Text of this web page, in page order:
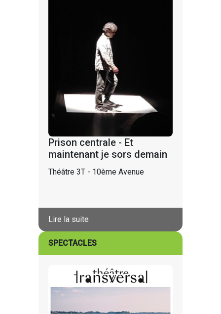
Prison centrale - Et
maintenant je sors demain
Théâtre 3T - 10ème Avenue
Lire la suite
SPECTACLES